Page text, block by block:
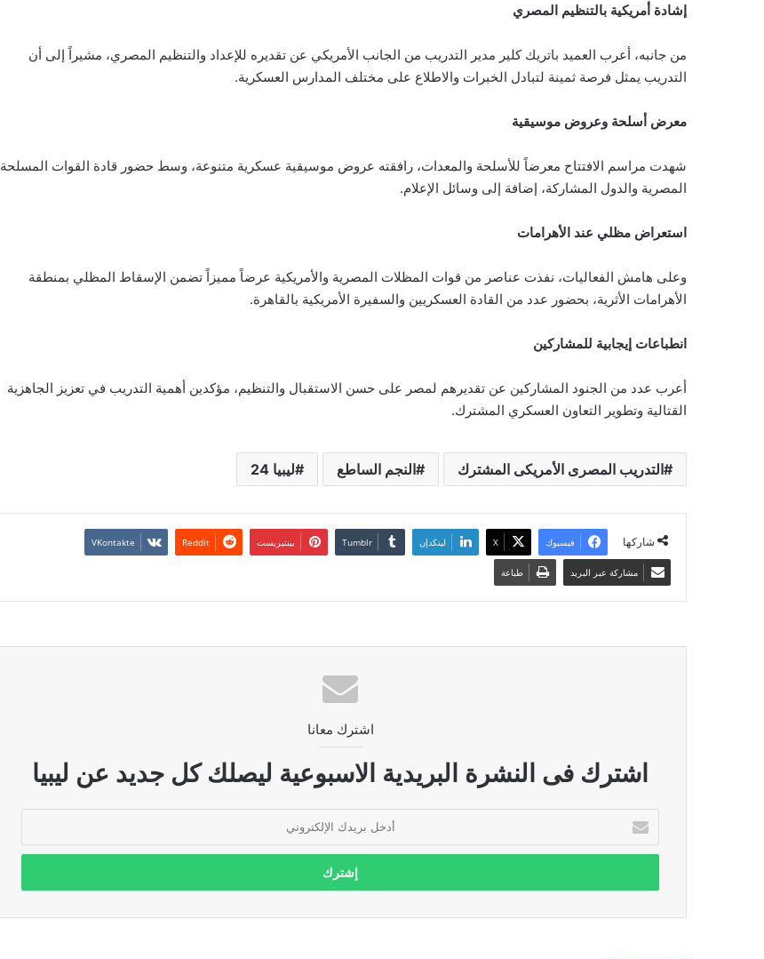
إشادة أمريكية بالتنظيم المصري
من جانبه، أعرب العميد باتريك كلير مدير التدريب من الجانب الأمريكي عن تقديره للإعداد والتنظيم المصري، مشيراً إلى أن
التدريب يمثل فرصة ثمينة لتبادل الخبرات والاطلاع على مختلف المدارس العسكرية.
معرض أسلحة وعروض موسيقية
شهدت مراسم الافتتاح معرضاً للأسلحة والمعدات، رافقته عروض موسيقية عسكرية متنوعة، وسط حضور قادة القوات المسلحة
المصرية والدول المشاركة، إضافة إلى وسائل الإعلام.
استعراض مظلي عند الأهرامات
وعلى هامش الفعاليات، نفذت عناصر من قوات المظلات المصرية والأمريكية عرضاً مميزاً تضمن الإسقاط المظلي بمنطقة
الأهرامات الأثرية، بحضور عدد من القادة العسكريين والسفيرة الأمريكية بالقاهرة.
انطباعات إيجابية للمشاركين
أعرب عدد من الجنود المشاركين عن تقديرهم لمصر على حسن الاستقبال والتنظيم، مؤكدين أهمية التدريب في تعزيز الجاهزية
القتالية وتطوير التعاون العسكري المشترك.
التدريب المصرى الأمريكى المشترك النجم الساطع ليبيا 24
شاركها فيسبوك ‫X لينكدإن بينتيريست
مشاركة عبر البريد طباعة
اشترك معانا
اشترك فى النشرة البريدية الاسبوعية ليصلك كل جديد عن ليبيا
بريدك
الإلكتروني